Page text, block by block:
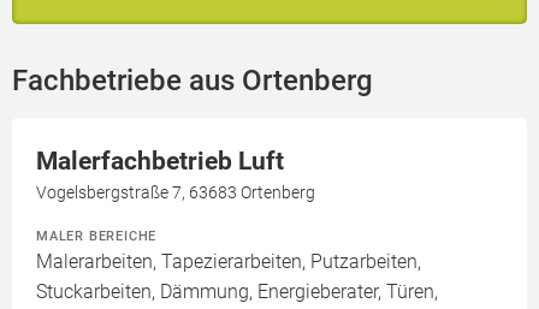
Fachbetriebe aus Ortenberg
Malerfachbetrieb Luft
Vogelsbergstraße 7, 63683 Ortenberg
MALER BEREICHE
Malerarbeiten, Tapezierarbeiten, Putzarbeiten,
Stuckarbeiten, Dämmung, Energieberater, Türen,